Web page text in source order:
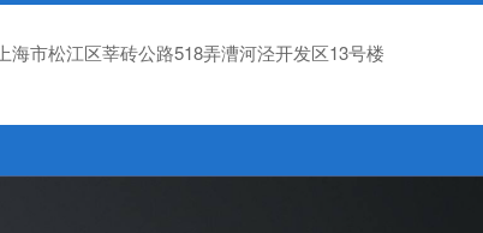
上海市松江区莘砖公路518弄漕河泾开发区13号楼